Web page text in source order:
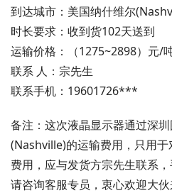
到达城市：美国纳什维尔
时长要求：收到货102天送到
运输价格：（1275~2898）元/
联系 人：宗先生
联系手机：19601726***
备注：这次液晶显示器通过深
(Nashville)的运输费用，只用
费用，应与发货方宗先生联系
请咨询客服专员，衷心欢迎大伙